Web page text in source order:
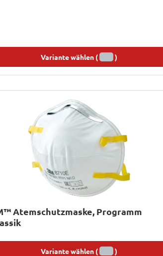
Variante wählen ( )
Atemschutzmaske, Programm
Variante wählen ( )